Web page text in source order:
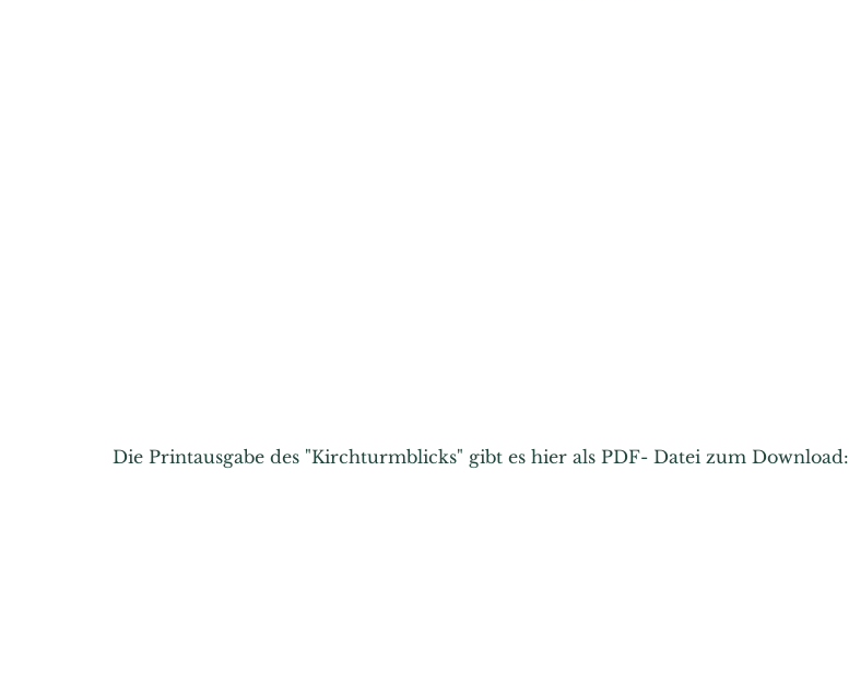
Die Printausgabe des "Kirchturmblicks" gibt es hier als PDF- Datei zum Download: